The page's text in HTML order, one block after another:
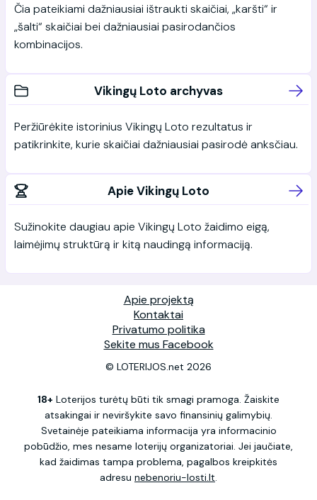
Čia pateikiami dažniausiai ištraukti skaičiai, „karšti“ ir
„šalti“ skaičiai bei dažniausiai pasirodančios
kombinacijos.
Vikingų Loto archyvas
Peržiūrėkite istorinius Vikingų Loto rezultatus ir
patikrinkite, kurie skaičiai dažniausiai pasirodė anksčiau.
Apie Vikingų Loto
Sužinokite daugiau apie Vikingų Loto žaidimo eigą,
laimėjimų struktūrą ir kitą naudingą informaciją.
Apie projektą
Kontaktai
Privatumo politika
Sekite mus Facebook
© LOTERIJOS.net 2026
18+ Loterijos turėtų būti tik smagi pramoga. Žaiskite
atsakingai ir neviršykite savo finansinių galimybių.
Svetainėje pateikiama informacija yra informacinio
pobūdžio, mes nesame loterijų organizatoriai. Jei jaučiate,
kad žaidimas tampa problema, pagalbos kreipkitės
adresu nebenoriu-losti.lt